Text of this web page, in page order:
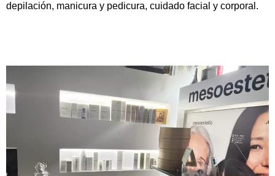
depilación, manicura y pedicura, cuidado facial y corporal.